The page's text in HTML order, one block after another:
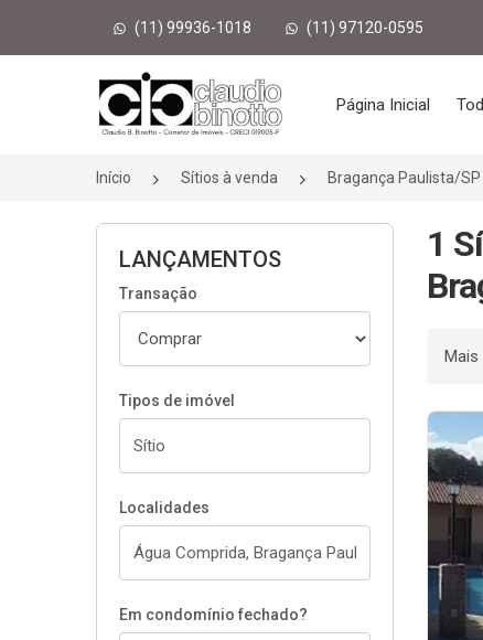
(11) 99936-1018 (11) 97120-0595
Página inicial
Página Inicial
Início Sítios à venda Bragança Paulista/SP
LANÇAMENTOS
Transação
Tipos de imóvel
Localidades
Em condomínio fechado?
1